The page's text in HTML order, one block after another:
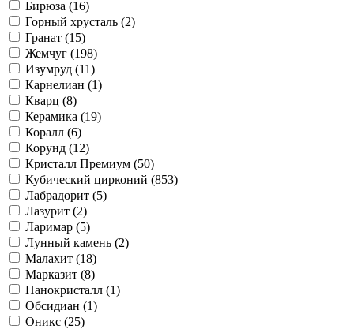
Бирюза (16)
Горный хрусталь (2)
Гранат (15)
Жемчуг (198)
Изумруд (11)
Карнелиан (1)
Кварц (8)
Керамика (19)
Коралл (6)
Корунд (12)
Кристалл Премиум (50)
Кубический цирконий (853)
Лабрадорит (5)
Лазурит (2)
Ларимар (5)
Лунный камень (2)
Малахит (18)
Марказит (8)
Нанокристалл (1)
Обсидиан (1)
Оникс (25)